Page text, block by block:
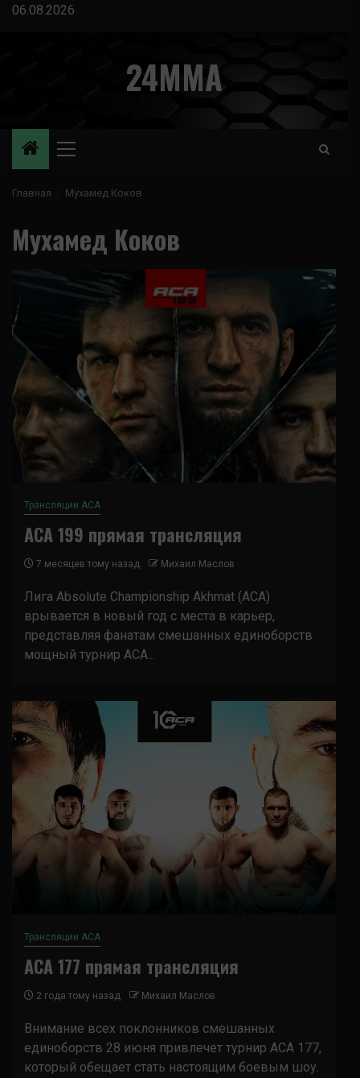
Перейти
06.08.2026
24MMA
Основное
Главная Мухамед Коков
Мухамед Коков
Трансляции ACA
ACA 199 прямая трансляция
7 месяцев тому назад Михаил Маслов
Лига Absolute Championship Akhmat (ACA)
врывается в новый год с места в карьер,
представляя фанатам смешанных единоборств
мощный турнир ACA...
Трансляции ACA
ACA 177 прямая трансляция
2 года тому назад Михаил Маслов
Внимание всех поклонников смешанных
единоборств 28 июня привлечет турнир ACA 177,
который обещает стать настоящим боевым шоу.